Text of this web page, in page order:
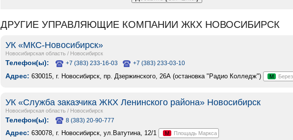
ДРУГИЕ УПРАВЛЯЮЩИЕ КОМПАНИИ ЖКХ НОВОСИБИРСК
УК «МКС-Новосибирск»
Новосибирская область / Новосибирск
Телефон(ы): +7 (383) 233-16-03 +7 (383) 233-03-10
Адрес: 630015, г. Новосибирск, пр. Дзержинского, 26А (остановка "Радио Колледж") М
УК «Служба заказчика ЖКХ Ленинского района» Новосибирск
Новосибирская область / Новосибирск
Телефон(ы): 8 (383) 20-90-777
Адрес: 630078, г. Новосибирск, ул.Ватутина, 12/1 М Площадь Маркса